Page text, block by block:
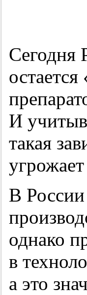
Сегодня
И
такая
В России
однако
в
а это